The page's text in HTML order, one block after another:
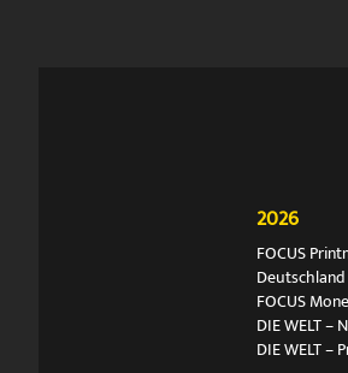
2026
FOCUS
FOCUS
DIE WELT –
DIE WELT